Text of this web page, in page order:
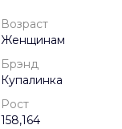
Возраст
Женщинам
Брэнд
Купалинка
Рост
158,164